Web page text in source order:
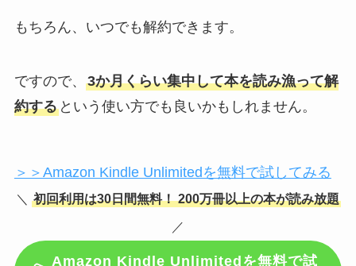
もちろん、いつでも解約できます。
ですので、 3か月くらい集中して本を読み漁って解
約するという使い方でも良いかもしれません。
＞＞Amazon Kindle Unlimitedを無料で試してみる
＼ 初回利用は30日間無料！ 200万冊以上の本が読み放題
／
Amazon Kindle Unlimitedを無料で試